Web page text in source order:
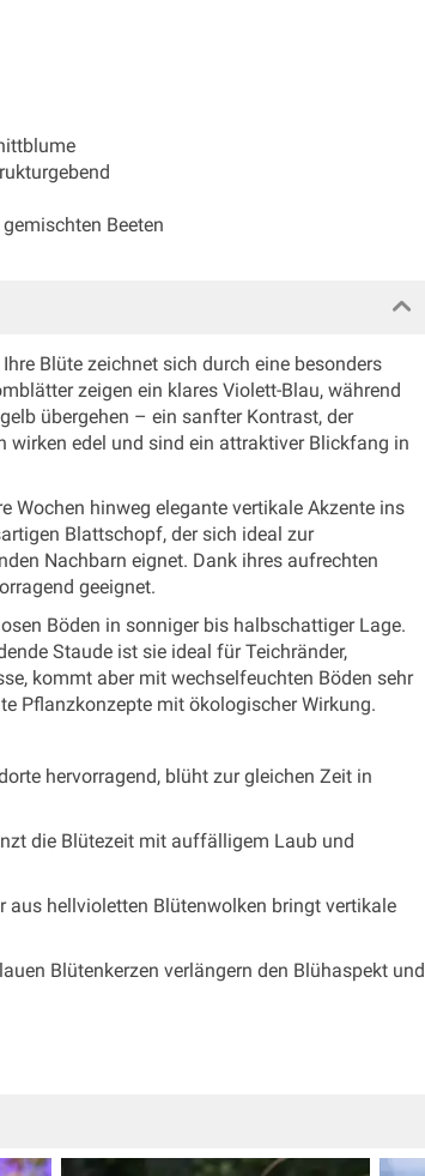
Beeten
Blüte zeichnet sich durch eine besonders
zeigen ein klares Violett-Blau, während
übergehen – ein sanfter Kontrast, der
edel und sind ein attraktiver Blickfang in
Wochen hinweg elegante vertikale Akzente ins
Blattschopf, der sich ideal zur
Nachbarn eignet. Dank ihres aufrechten
geeignet.
Böden in sonniger bis halbschattiger Lage.
Staude ist sie ideal für Teichränder,
kommt aber mit wechselfeuchten Böden sehr
Pflanzkonzepte mit ökologischer Wirkung.
hervorragend, blüht zur gleichen Zeit in
die Blütezeit mit auffälligem Laub und
aus hellvioletten Blütenwolken bringt vertikale
Blütenkerzen verlängern den Blühaspekt und